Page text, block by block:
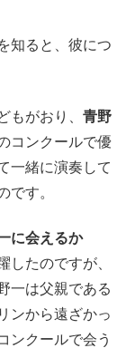
知ると、彼につ
もがおり、 青野
コンクールで優
一緒に演奏して
です。
に会えるか
したのですが、
一は父親である
ンから遠ざかっ
ンクールで会う